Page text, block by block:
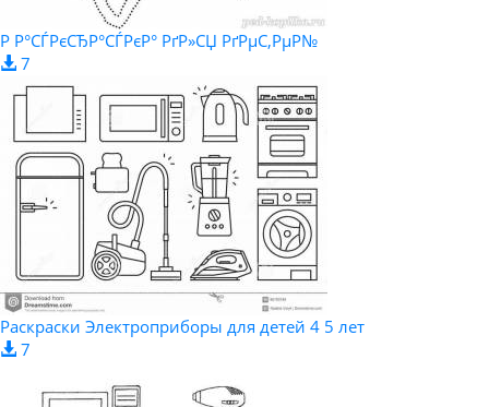
Р Р°СЃРєСЂР°СЃРєР° РґР»СЏ РґРµС‚РµР№
7
Раскраски Электроприборы для детей 4 5 лет
7